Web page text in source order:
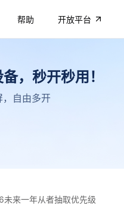
帮助 开放平台
，秒开秒用！
自由多开
未来一年从者抽取优先级